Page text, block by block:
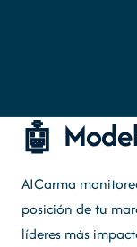
🤖
AICarma
posición de tu
líderes más